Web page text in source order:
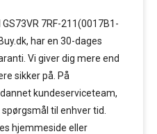
7RF-211(0017B1-
har en 30-dages
Vi giver dig mere end
sikker på. På
kundeserviceteam,
til enhver tid.
hjemmeside eller